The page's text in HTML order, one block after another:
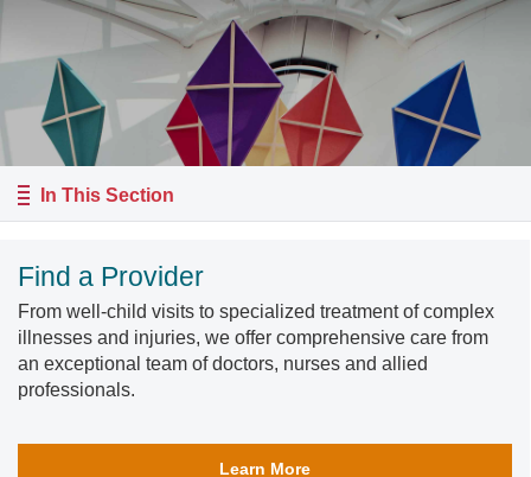
In This Section
Find a Provider
From well-child visits to specialized treatment of complex
illnesses and injuries, we offer comprehensive care from
an exceptional team of doctors, nurses and allied
professionals.
Learn More